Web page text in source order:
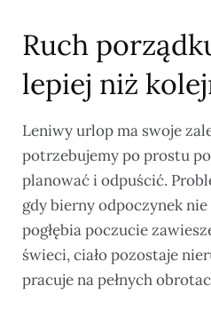
Ruch
lepiej niż
Leniwy urlop ma swoje
potrzebujemy po prostu
planować i odpuścić.
gdy bierny odpoczynek
pogłębia poczucie
świeci, ciało pozostaje
pracuje na pełnych